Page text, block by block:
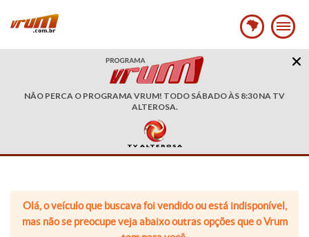
NÃO PERCA O PROGRAMA VRUM! TODO SÁBADO ÀS 8:30 NA TV
ALTEROSA.
Olá, o veículo que buscava foi vendido ou está indisponível,
mas não se preocupe veja abaixo outras opções que o Vrum